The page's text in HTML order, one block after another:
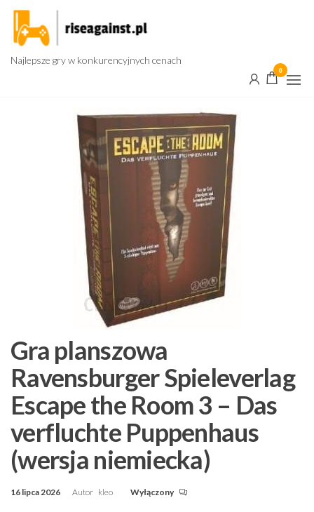
Przejdź
treści
Najlepsze gry w konkurencyjnych cenach
0
Gra planszowa
Ravensburger Spieleverlag
Escape the Room 3 – Das
verfluchte Puppenhaus
(wersja niemiecka)
16 lipca 2026 Autor kleo Wyłączony